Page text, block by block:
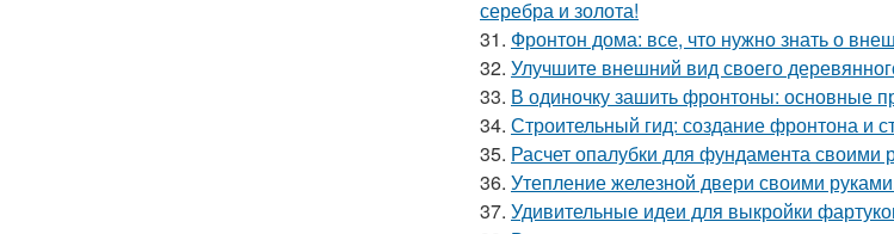
серебра и золота!
31. Фронтон дома: все, что нужно знать о
32. Улучшите внешний вид своего
33. В одиночку зашить фронтоны: основные
34. Строительный гид: создание фронтона и
35. Расчет опалубки для фундамента своими
36. Утепление железной двери своими
37. Удивительные идеи для выкройки